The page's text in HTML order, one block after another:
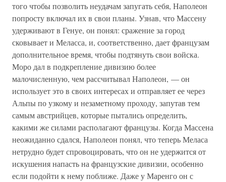
того чтобы позволить неудачам запугать себя, Наполеон
попросту включал их в свои планы. Узнав, что Массену
удерживают в Генуе, он понял: сражение за город
сковывает и Меласса, и, соответственно, дает французам
дополнительное время, чтобы подтянуть свои войска.
Моро дал в подкрепление дивизию более
малочисленную, чем рассчитывал Наполеон, — он
использует это в своих интересах и отправляет ее через
Альпы по узкому и незаметному проходу, запутав тем
самым австрийцев, которые пытались определить,
какими же силами располагают французы. Когда Массена
неожиданно сдался, Наполеон понял, что теперь Меласа
нетрудно будет спровоцировать, что он не удержится от
искушения напасть на французские дивизии, особенно
если подойти к нему поближе. Даже у Маренго он с